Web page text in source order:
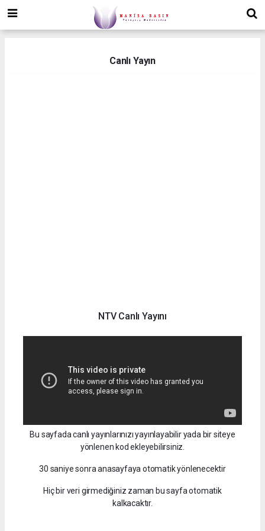
Canlı Yayın
NTV Canlı Yayını
Bu sayfada canlı yayınlarınızı yayınlayabilir yada bir siteye
yönlenen kod ekleyebilirsiniz.
30 saniye sonra anasayfaya otomatik yönlenecektir
Hiç bir veri girmediğiniz zaman bu sayfa otomatik
kalkacaktır.